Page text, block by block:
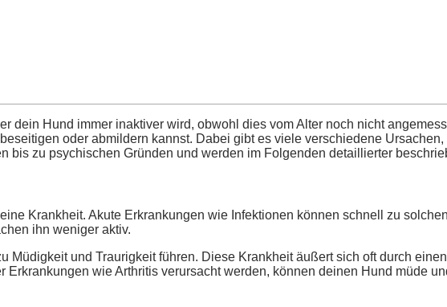
dein Hund immer inaktiver wird, obwohl dies vom Alter noch nicht
oder abmildern kannst. Dabei gibt es viele verschiedene Ursachen,
bis zu psychischen Gründen und werden im Folgenden detaillierter
Krankheit. Akute Erkrankungen wie Infektionen können schnell zu
ihn weniger aktiv.
und Traurigkeit führen. Diese Krankheit äußert sich oft durch
wie Arthritis verursacht werden, können deinen Hund müde